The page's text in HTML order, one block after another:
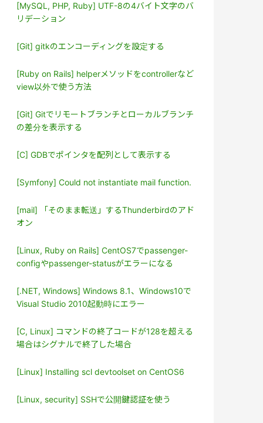
[MySQL, PHP, Ruby] UTF-8の4バイト文字のバ
リデーション
[Git] gitkのエンコーディングを設定する
[Ruby on Rails] helperメソッドをcontrollerなど
view以外で使う方法
[Git] Gitでリモートブランチとローカルブランチ
の差分を表示する
[C] GDBでポインタを配列として表示する
[Symfony] Could not instantiate mail function.
[mail] 「そのまま転送」するThunderbirdのアド
オン
[Linux, Ruby on Rails] CentOS7でpassenger-
configやpassenger-statusがエラーになる
[.NET, Windows] Windows 8.1、Windows10で
Visual Studio 2010起動時にエラー
[C, Linux] コマンドの終了コードが128を超える
場合はシグナルで終了した場合
[Linux] Installing scl devtoolset on CentOS6
[Linux, security] SSHで公開鍵認証を使う